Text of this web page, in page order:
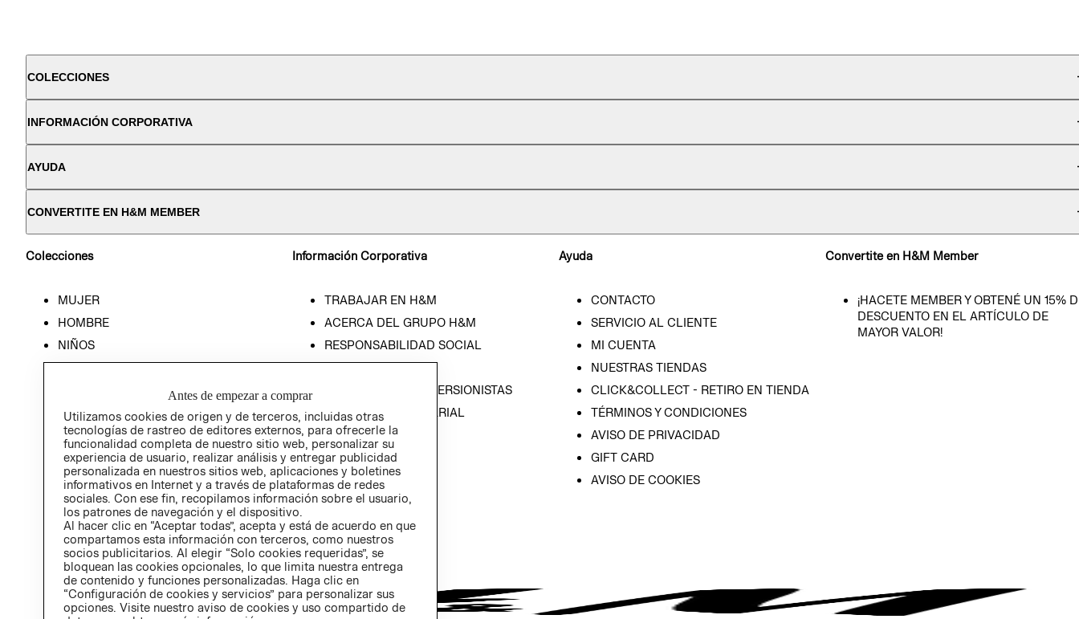
COLECCIONES
INFORMACIÓN CORPORATIVA
AYUDA
CONVERTITE EN H&M MEMBER
Colecciones
MUJER
HOMBRE
NIÑOS
HOME
Información Corporativa
TRABAJAR EN H&M
ACERCA DEL GRUPO H&M
RESPONSABILIDAD SOCIAL
PRENSA
RELACIÓN CON INVERSIONISTAS
POLÍTICA EMPRESARIAL
Ayuda
CONTACTO
SERVICIO AL CLIENTE
MI CUENTA
NUESTRAS TIENDAS
CLICK&COLLECT - RETIRO EN TIENDA
TÉRMINOS Y CONDICIONES
AVISO DE PRIVACIDAD
GIFT CARD
AVISO DE COOKIES
Convertite en H&M Member
¡HACETE MEMBER Y OBTENÉ UN 15%
DESCUENTO EN EL ARTÍCULO DE
MAYOR VALOR!
Antes de empezar a comprar
Utilizamos cookies de origen y de terceros, incluidas otras
tecnologías de rastreo de editores externos, para ofrecerle la
funcionalidad completa de nuestro sitio web, personalizar su
experiencia de usuario, realizar análisis y entregar publicidad
personalizada en nuestros sitios web, aplicaciones y boletines
informativos en Internet y a través de plataformas de redes
sociales. Con ese fin, recopilamos información sobre el usuario,
los patrones de navegación y el dispositivo.
Al hacer clic en “Aceptar todas”, acepta y está de acuerdo en que
compartamos esta información con terceros, como nuestros
socios publicitarios. Al elegir “Solo cookies requeridas”, se
bloquean las cookies opcionales, lo que limita nuestra entrega
de contenido y funciones personalizadas. Haga clic en
“Configuración de cookies y servicios” para personalizar sus
opciones. Visite nuestro aviso de cookies y uso compartido de